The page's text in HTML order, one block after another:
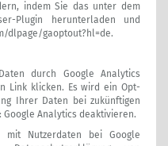
indem Sie das unter dem
Plugin herunterladen und
dlpage/gaoptout?hl=de.
durch Google Analytics
Link klicken. Es wird ein Opt-
Ihrer Daten bei zukünftigen
Google Analytics deaktivieren.
mit Nutzerdaten bei Google